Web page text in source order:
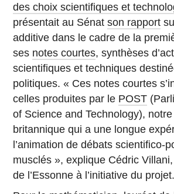
des choix scientifiques et
présentait au Sénatson rapport
additive dans le cadre de la
ses notes courtes, synthèses
scientifiques et techniques
politiques. « Ces notes courtes
celles produites par le POST
of Science and Technology),
britannique qui a une longue
l’animation de débats scientifico-
musclés », explique Cédric
de l’Essonne à l’initiative du projet.